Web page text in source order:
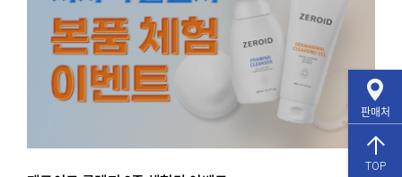
판매처
TOP